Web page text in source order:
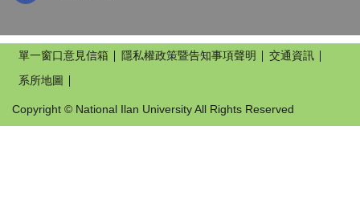
單一窗口意見信箱 隱私權政策暨告知事項聲明
交通資訊
系所地圖
Copyright © National Ilan University All Rights Reserved